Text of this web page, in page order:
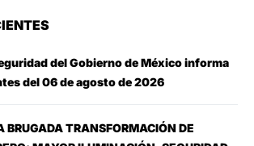
del Gobierno de México informa
del 06 de agosto de 2026
BRUGADA TRANSFORMACIÓN DE